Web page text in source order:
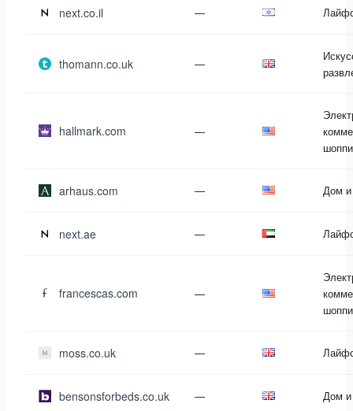
next.co.il —
thomann.co.uk —
hallmark.com —
arhaus.com — Дом
next.ae —
francescas.com —
moss.co.uk —
bensonsforbeds.co.uk — Дом